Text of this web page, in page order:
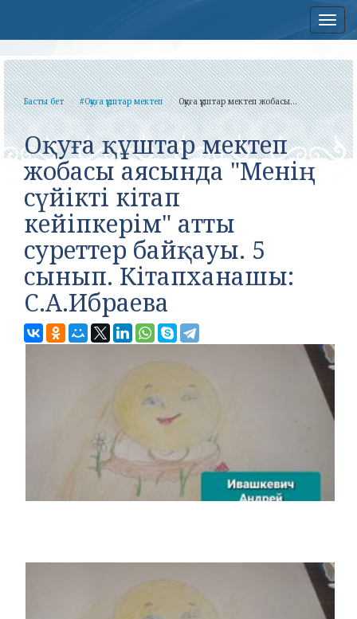
Басты бет #Оқуға құштар мектеп Оқуға құштар мектеп жобасы...
Оқуға құштар мектеп
жобасы аясында "Менің
сүйікті кітап
кейіпкерім" атты
суреттер байқауы. 5
сынып. Кітапханашы:
С.А.Ибраева